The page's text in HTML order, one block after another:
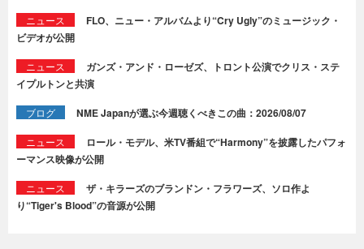
ニュース
FLO、ニュー・アルバムより“Cry Ugly”のミュージック・
ビデオが公開
ニュース
ガンズ・アンド・ローゼズ、トロント公演でクリス・ステ
イプルトンと共演
ブログ NME Japanが選ぶ今週聴くべきこの曲：2026/08/07
ニュース
ロール・モデル、米TV番組で“Harmony”を披露したパフォ
ーマンス映像が公開
ニュース
ザ・キラーズのブランドン・フラワーズ、ソロ作よ
り“Tiger's Blood”の音源が公開